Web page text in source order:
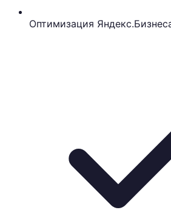
Оптимизация